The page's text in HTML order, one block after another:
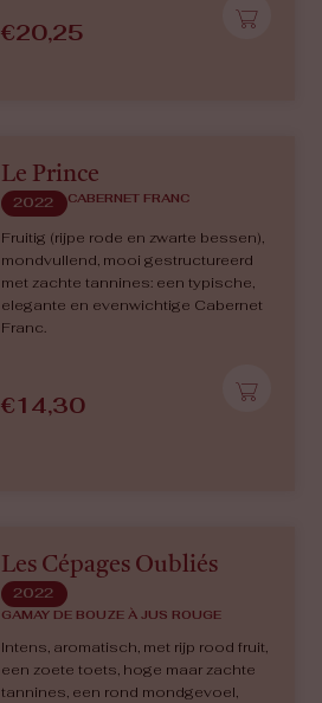
€20,25
Le Prince
2022 CABERNET FRANC
Fruitig (rijpe rode en zwarte bessen),
mondvullend, mooi gestructureerd
met zachte tannines: een typische,
elegante en evenwichtige Cabernet
Franc.
€14,30
Les Cépages Oubliés
2022
GAMAY DE BOUZE À JUS ROUGE
Intens, aromatisch, met rijp rood fruit,
een zoete toets, hoge maar zachte
tannines, een rond mondgevoel,